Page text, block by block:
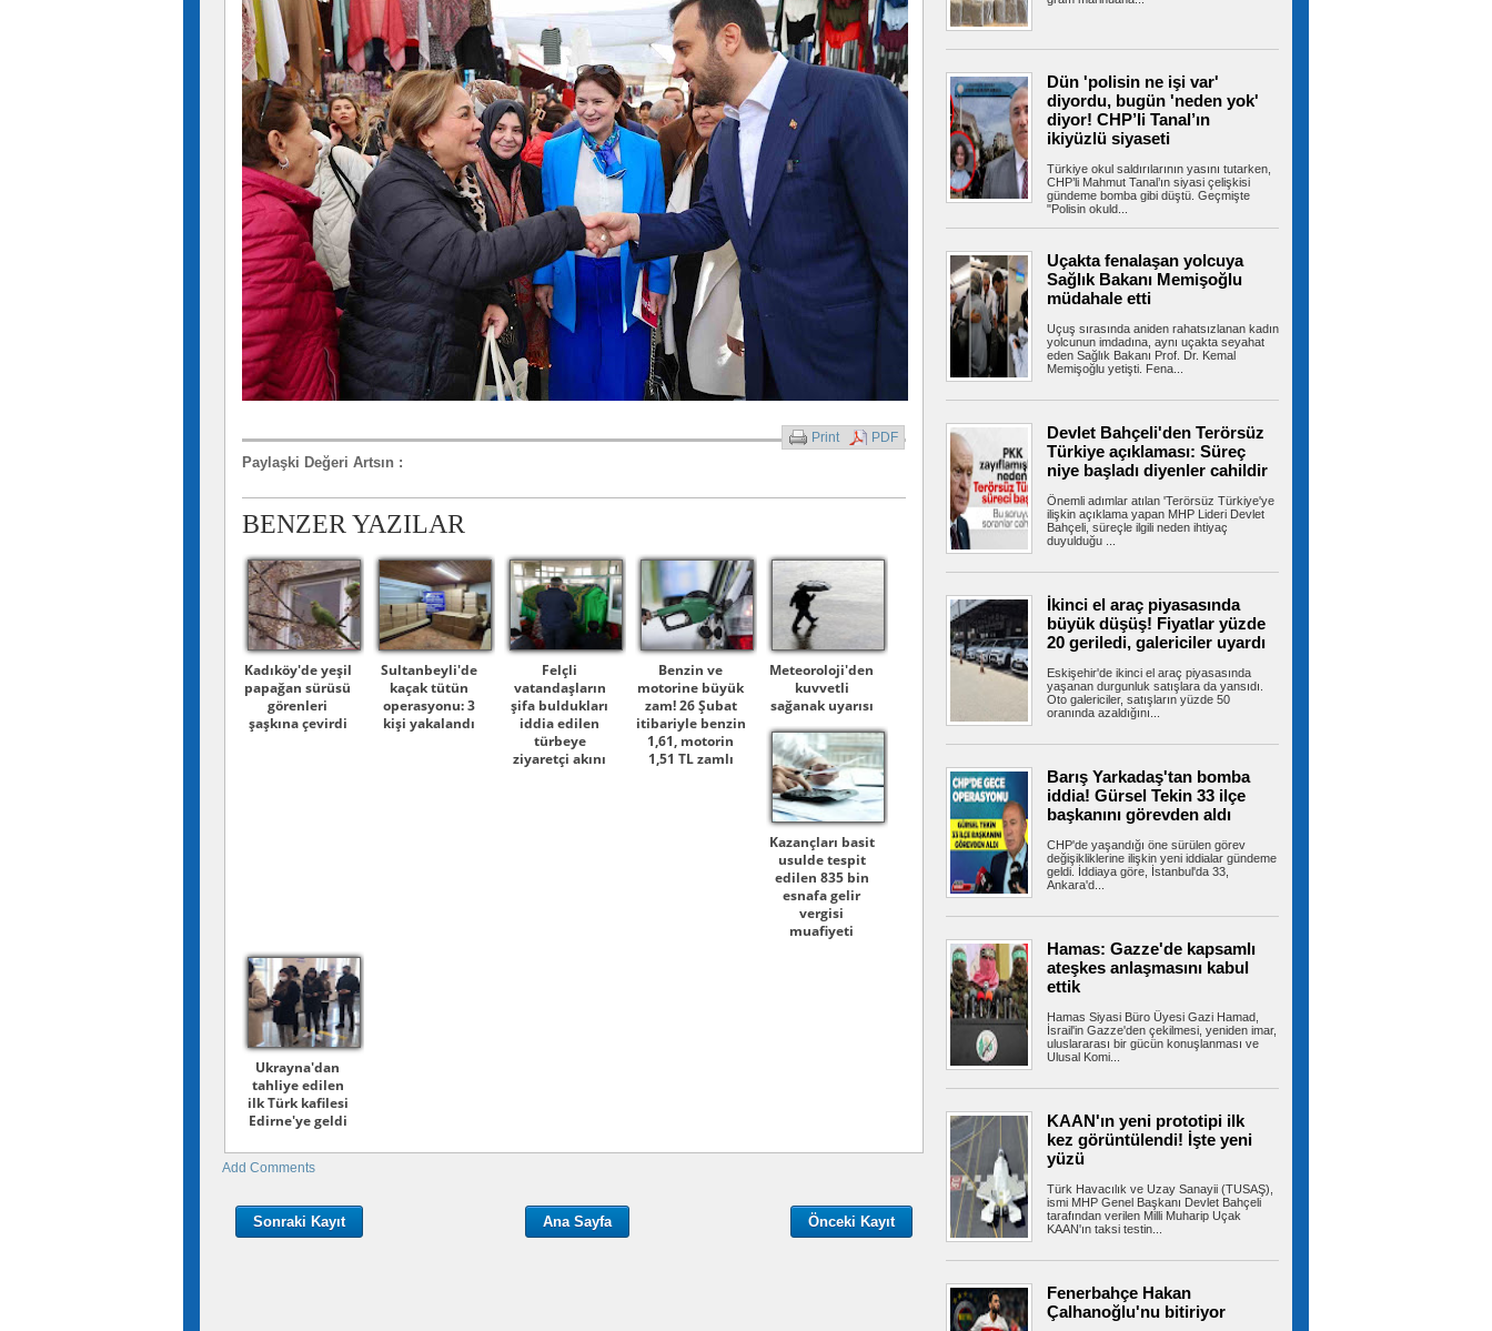
Paylaşki Değeri Artsın :
Print PDF
BENZER YAZILAR
Kadıköy'de yeşil
papağan sürüsü
görenleri
şaşkına çevirdi
Sultanbeyli'de
kaçak tütün
operasyonu: 3
kişi yakalandı
Felçli
vatandaşların
şifa buldukları
iddia edilen
türbeye
ziyaretçi akını
Benzin ve
motorine büyük
zam! 26 Şubat
itibariyle benzin
1,61, motorin
1,51 TL zamlı
Meteoroloji'den
kuvvetli
sağanak uyarısı
Kazançları basit
usulde tespit
edilen 835 bin
esnafa gelir
vergisi
muafiyeti
Ukrayna'dan
tahliye edilen
ilk Türk kafilesi
Edirne'ye geldi
Add Comments
Sonraki Kayıt Önceki Kayıt
Ana Sayfa
dönem! İlçe Başkanlığına Mersin Balkan
atandı
CHP'nin İstanbul teşkilatında başlattığı yeniden
yapılanma kapsamında...
Arnavutköy’de sosyal konutlar
hızla yükseliyor
Arnavutköy’de TOKİ tarafından yapımı
sürdürülen 36 bin konutluk dev projede...
Amasyalı genç çiftçi bu yıl
mutluluktan 6 ton patatesi ücretsiz dağıttı
Amasya’nın Suluova ilçesinde geçen yıl tarlada
kalan ürününün israf olmaması...
Heybeliada Deniz Harp Okulu’nun çatısında
restorasyon çalışmaları esnasında...
Akın: Komşularımız için
Bayrampaşa’nın her köşesine dokunuyoruz
Bayrampaşa Belediye Başkan Vekili İbrahim
Akın, yenileme çalışmalarının tüm...
Kaldırımlar işgalden arındırılıyor
Bayrampaşa Belediyesi zabıta ekipleri, kamusal
alanların düzenli ve güvenli...
Trabzonspor resmen açıkladı!
İşte Mohamed Salah'ın kazanacağı para
Trabzonspor, Mohamed Salah transferini
resmen açıkladı. Bordo-mavili kulüp,...
ağır oldu
üzerine başlatılan soruşturmada...
Cumhurbaşkanı Erdoğan,
Bahçeli ile görüştü! Masada tek konu vardı
Cumhurbaşkanlığı Külliyesi bugün kritik bir
zirveye ev sahipliği yapıyor....
Türkiye dahil 8 ülkeden İsrail'e
karşı ortak bildiri: Açık ihlaldir, kabul edilemez
Türkiye'nin de aralarında yer aldığı 8 ülke,
İsrail'in Gazze'deki hastaneleri,...
Kartal Belediyesi’nden can
dostlar için dev yatırım
Kartal Belediyesi, kent yaşamı ile can dostların
Dün 'polisin ne işi var'
diyordu, bugün 'neden yok'
diyor! CHP’li Tanal’ın
ikiyüzlü siyaseti
Türkiye okul saldırılarının yasını tutarken,
CHP’li Mahmut Tanal’ın siyasi çelişkisi
gündeme bomba gibi düştü. Geçmişte
"Polisin okuld...
Uçakta fenalaşan yolcuya
Sağlık Bakanı Memişoğlu
müdahale etti
Uçuş sırasında aniden rahatsızlanan kadın
yolcunun imdadına, aynı uçakta seyahat
eden Sağlık Bakanı Prof. Dr. Kemal
Memişoğlu yetişti. Fena...
Devlet Bahçeli'den Terörsüz
Türkiye açıklaması: Süreç
niye başladı diyenler cahildir
Önemli adımlar atılan 'Terörsüz Türkiye'ye
ilişkin açıklama yapan MHP Lideri Devlet
Bahçeli, süreçle ilgili neden ihtiyaç
duyulduğu ...
İkinci el araç piyasasında
büyük düşüş! Fiyatlar yüzde
20 geriledi, galericiler uyardı
Eskişehir'de ikinci el araç piyasasında
yaşanan durgunluk satışlara da yansıdı.
Oto galericiler, satışların yüzde 50
oranında azaldığını...
Barış Yarkadaş'tan bomba
iddia! Gürsel Tekin 33 ilçe
başkanını görevden aldı
CHP'de yaşandığı öne sürülen görev
değişikliklerine ilişkin yeni iddialar gündeme
geldi. İddiaya göre, İstanbul'da 33,
Ankara'd...
Hamas: Gazze'de kapsamlı
ateşkes anlaşmasını kabul
ettik
Hamas Siyasi Büro Üyesi Gazi Hamad,
İsrail'in Gazze'den çekilmesi, yeniden imar,
uluslararası bir gücün konuşlanması ve
Ulusal Komi...
KAAN'ın yeni prototipi ilk
kez görüntülendi! İşte yeni
yüzü
Türk Havacılık ve Uzay Sanayii (TUSAŞ),
ismi MHP Genel Başkanı Devlet Bahçeli
tarafından verilen Milli Muharip Uçak
KAAN'ın taksi testin...
Fenerbahçe Hakan
Çalhanoğlu'nu bitiriyor